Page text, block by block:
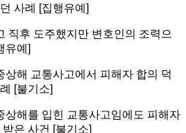
사례 [집행유예]
직후 도주했지만 변호인의 조력으
유예]
상해 교통사고에서 피해자 합의 덕
[불기소]
상해를 입힌 교통사고임에도 피해자
은 사건 [불기소]